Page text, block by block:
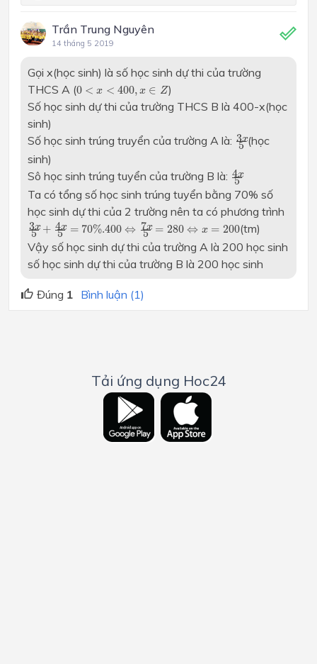
Trần Trung Nguyên
14 tháng 5 2019
Gọi x(học sinh) là số học sinh dự thi của trường
THCS A (0 < x < 400, x ∈ Z
0 <x < 400,x∈Z
)
Số học sinh dự thi của trường THCS B là 400-x(học
sinh)
Số học sinh trúng truyển của trường A là: 3x
5
3x5
(học
sinh)
Sô học sinh trúng tuyển của trường B là: 4x
5
4 x
Ta có tổng số học sinh trúng tuyển bằng 70% số
học sinh dự thi của 2 trường nên ta có phương trình
3x
5 + 4x
5 = 70%.400 ⇔ 7x
5 = 280 ⇔ x = 200
3x 4 x =70% .400 7x =280 200 (tm)
Vậy số học sinh dự thi của trường A là 200 học sinh
số học sinh dự thi của trường B là 200 học sinh
Đúng 1 Bình luận (1)
Tải ứng dụng Hoc24